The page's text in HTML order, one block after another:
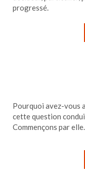
progressé.
Pourquoi avez-vous
cette question
Commençons par elle.